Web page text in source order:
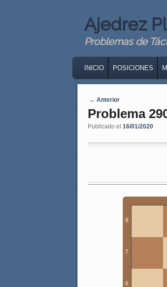
Ajedrez
Problemas de
SKIP TO PRIMARY
SKIP TO SECONDARY
INICIO POSICIONES
Navegaci�n de entradas
← Anterior
Problema
Publicado el 16/01/2020
8
7
6